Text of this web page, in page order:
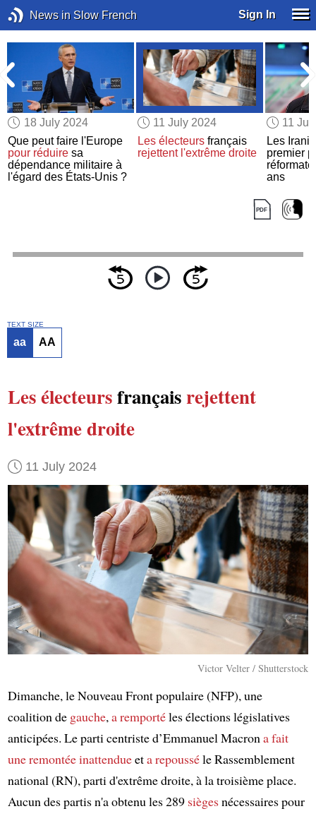
News in Slow French Sign In
18 July 2024
Que peut faire l'Europe
pour réduire sa
dépendance militaire à
l'égard des États-Unis ?
11 July 2024
Les électeursfrançais
rejettent l'extrême droite
11
Les
premier
ans
TEXT SIZE
aa AA
Les électeursfrançaisrejettent
l'extrême droite
11 July 2024
Victor Velter / Shutterstock
Dimanche, le Nouveau Front populaire (NFP), une
coalition de gauche, a remportéles élections législatives
anticipées. Le parti centriste d’Emmanuel Macron a fait
une remontée inattendueeta repousséle Rassemblement
national (RN), parti d'extrême droite, à la troisième place.
Aucun des partis n'a obtenu les 289 siègesnécessaires pour